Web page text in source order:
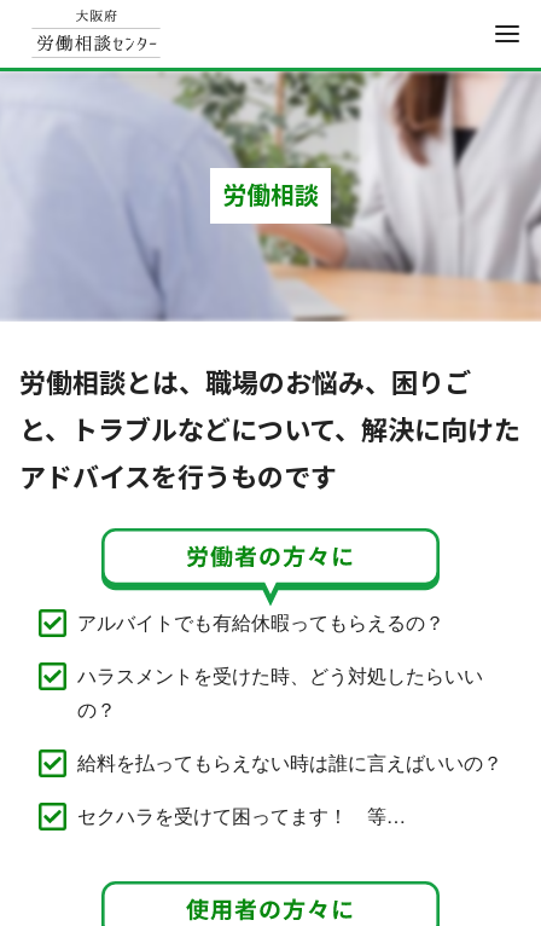
動
労働相談
労働相談とは、職場のお悩み、困りご
と、トラブルなどについて、 解決に向けた
アドバイスを行うものです
アルバイトでも有給休暇ってもらえるの？
ハラスメントを受けた時、どう対処したらいい
の？
給料を払ってもらえない時は誰に言えばいいの？
セクハラを受けて困ってます！ 等…